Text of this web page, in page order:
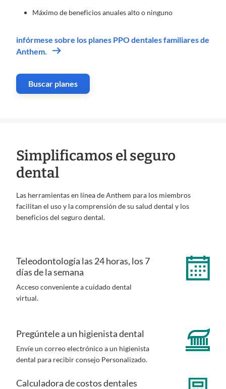
Máximo de beneficios anuales alto o ninguno
infórmese sobre los planes PPO dentales familiares de
Anthem.
Buscar planes
Simplificamos el seguro
dental
Las herramientas en línea de Anthem para los miembros
facilitan el uso y la comprensión de su salud dental y los
beneficios del seguro dental.
Teleodontología las 24 horas, los 7
días de la semana
Acceso conveniente a cuidado dental
virtual.
Pregúntele a un higienista dental
Envíe un correo electrónico a un higienista
dental para recibir consejo Personalizado.
Calculadora de costos dentales